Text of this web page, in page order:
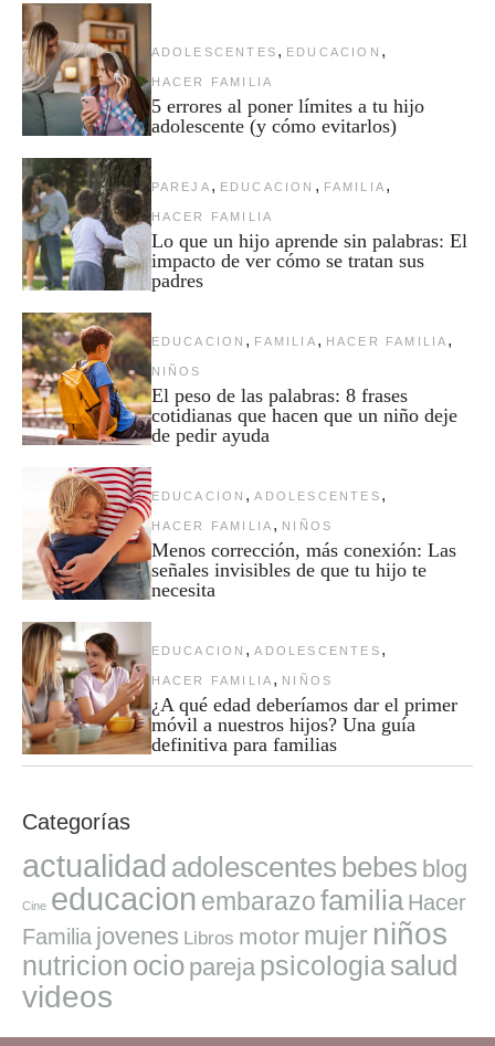
ADOLESCENTES , EDUCACION ,
HACER FAMILIA
5 errores al poner límites a tu hijo
adolescente (y cómo evitarlos)
PAREJA , EDUCACION , FAMILIA ,
HACER FAMILIA
Lo que un hijo aprende sin palabras: El
impacto de ver cómo se tratan sus
padres
EDUCACION , FAMILIA , HACER FAMILIA ,
NIÑOS
El peso de las palabras: 8 frases
cotidianas que hacen que un niño deje
de pedir ayuda
EDUCACION , ADOLESCENTES ,
HACER FAMILIA , NIÑOS
Menos corrección, más conexión: Las
señales invisibles de que tu hijo te
necesita
EDUCACION , ADOLESCENTES ,
HACER FAMILIA , NIÑOS
¿A qué edad deberíamos dar el primer
móvil a nuestros hijos? Una guía
definitiva para familias
Categorías
actualidad adolescentes bebes blog
Cine educacion embarazofamilia Hacer
Familia jovenes Libros motor mujer niños
nutricion ocio pareja psicologiasalud
videos